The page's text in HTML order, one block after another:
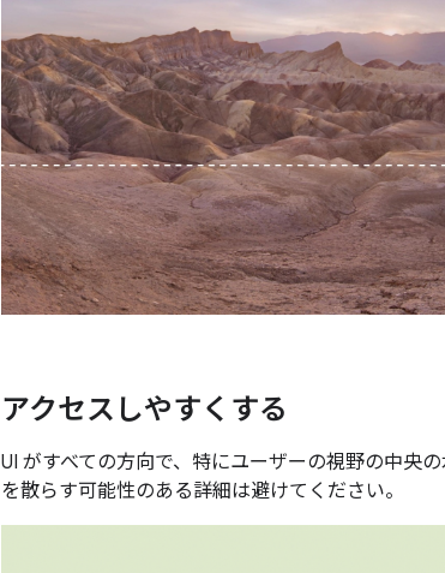
アクセスしやすくする
UI がすべての方向で、特にユーザーの視野の中央
を散らす可能性のある詳細は避けてください。